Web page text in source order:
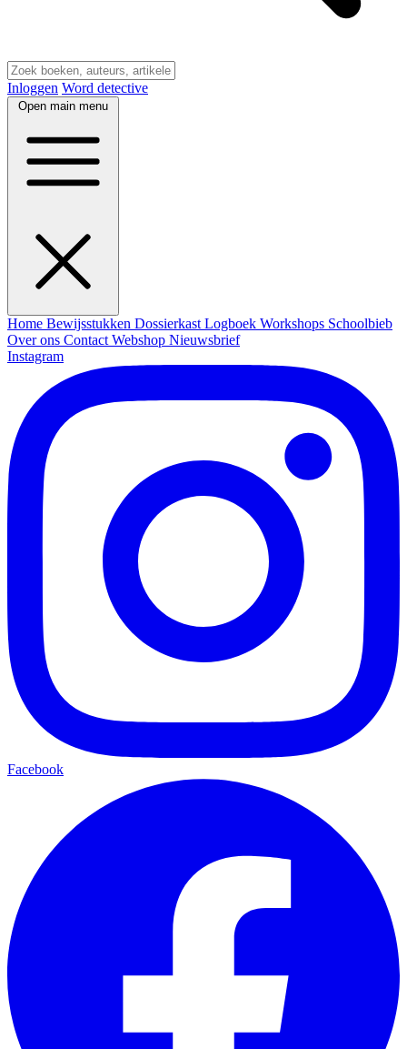
Inloggen Word detective
Open main menu
Home Bewijsstukken Dossierkast Logboek Workshops Schoolbieb
Over ons Contact Webshop Nieuwsbrief
Instagram
Facebook